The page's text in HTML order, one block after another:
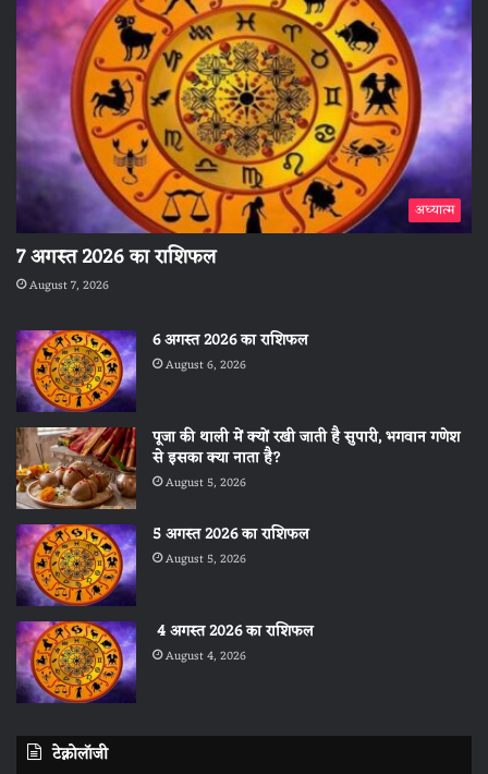
अध्यात्म
7 अगस्त 2026 का राशिफल
August 7, 2026
6 अगस्त 2026 का राशिफल
August 6, 2026
पूजा की थाली में क्यों रखी जाती है सुपारी, भगवान गणेश
से इसका क्या नाता है?
August 5, 2026
5 अगस्त 2026 का राशिफल
August 5, 2026
4 अगस्त 2026 का राशिफल
August 4, 2026
टेक्नोलॉजी